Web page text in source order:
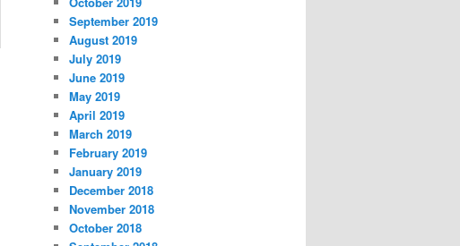
September 2019
August 2019
July 2019
June 2019
May 2019
April 2019
March 2019
February 2019
January 2019
December 2018
November 2018
October 2018